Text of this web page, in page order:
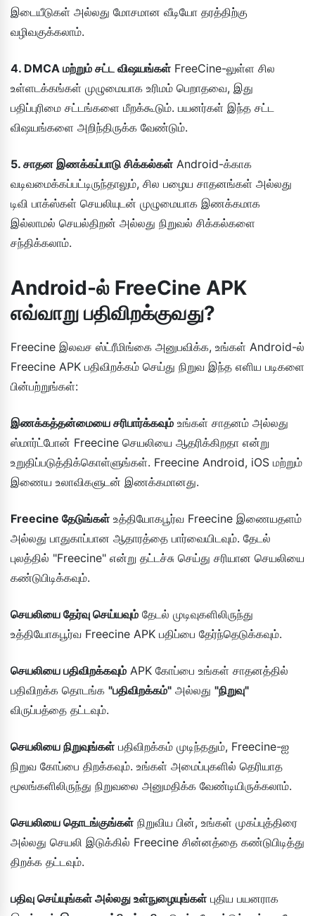
இடையீடுகள் அல்லது மோசமான வீடியோ தரத்திற்கு
வழிவகுக்கலாம்.
4. DMCA மற்றும் சட்ட விஷயங்கள் FreeCine-லுள்ள சில
உள்ளடக்கங்கள் முழுமையாக உரிமம் பெறாதவை, இது
பதிப்புரிமை சட்டங்களை மீறக்கூடும். பயனர்கள் இந்த சட்ட
விஷயங்களை அறிந்திருக்க வேண்டும்.
5. சாதன இணக்கப்பாடு சிக்கல்கள் Android-க்காக
வடிவமைக்கப்பட்டிருந்தாலும், சில பழைய சாதனங்கள் அல்லது
டிவி பாக்ஸ்கள் செயலியுடன் முழுமையாக இணக்கமாக
இல்லாமல் செயல்திறன் அல்லது நிறுவல் சிக்கல்களை
சந்திக்கலாம்.
Android-ல் FreeCine APK
எவ்வாறு பதிவிறக்குவது?
Freecine இலவச ஸ்ட்ரீமிங்கை அனுபவிக்க, உங்கள் Android-ல்
Freecine APK பதிவிறக்கம் செய்து நிறுவ இந்த எளிய படிகளை
பின்பற்றுங்கள்:
இணக்கத்தன்மையை சரிபார்க்கவும் உங்கள் சாதனம் அல்லது
ஸ்மார்ட்போன் Freecine செயலியை ஆதரிக்கிறதா என்று
உறுதிப்படுத்திக்கொள்ளுங்கள். Freecine Android, iOS மற்றும்
இணைய உலாவிகளுடன் இணக்கமானது.
Freecine தேடுங்கள் உத்தியோகபூர்வ Freecine இணையதளம்
அல்லது பாதுகாப்பான ஆதாரத்தை பார்வையிடவும். தேடல்
புலத்தில் "Freecine" என்று தட்டச்சு செய்து சரியான செயலியை
கண்டுபிடிக்கவும்.
செயலியை தேர்வு செய்யவும் தேடல் முடிவுகளிலிருந்து
உத்தியோகபூர்வ Freecine APK பதிப்பை தேர்ந்தெடுக்கவும்.
செயலியை பதிவிறக்கவும் APK கோப்பை உங்கள் சாதனத்தில்
பதிவிறக்க தொடங்க "பதிவிறக்கம்" அல்லது "நிறுவு"
விருப்பத்தை தட்டவும்.
செயலியை நிறுவுங்கள் பதிவிறக்கம் முடிந்ததும், Freecine-ஐ
நிறுவ கோப்பை திறக்கவும். உங்கள் அமைப்புகளில் தெரியாத
மூலங்களிலிருந்து நிறுவலை அனுமதிக்க வேண்டியிருக்கலாம்.
செயலியை தொடங்குங்கள் நிறுவிய பின், உங்கள் முகப்புத்திரை
அல்லது செயலி இடுக்கில் Freecine சின்னத்தை கண்டுபிடித்து
திறக்க தட்டவும்.
பதிவு செய்யுங்கள் அல்லது உள்நுழையுங்கள் புதிய பயனராக